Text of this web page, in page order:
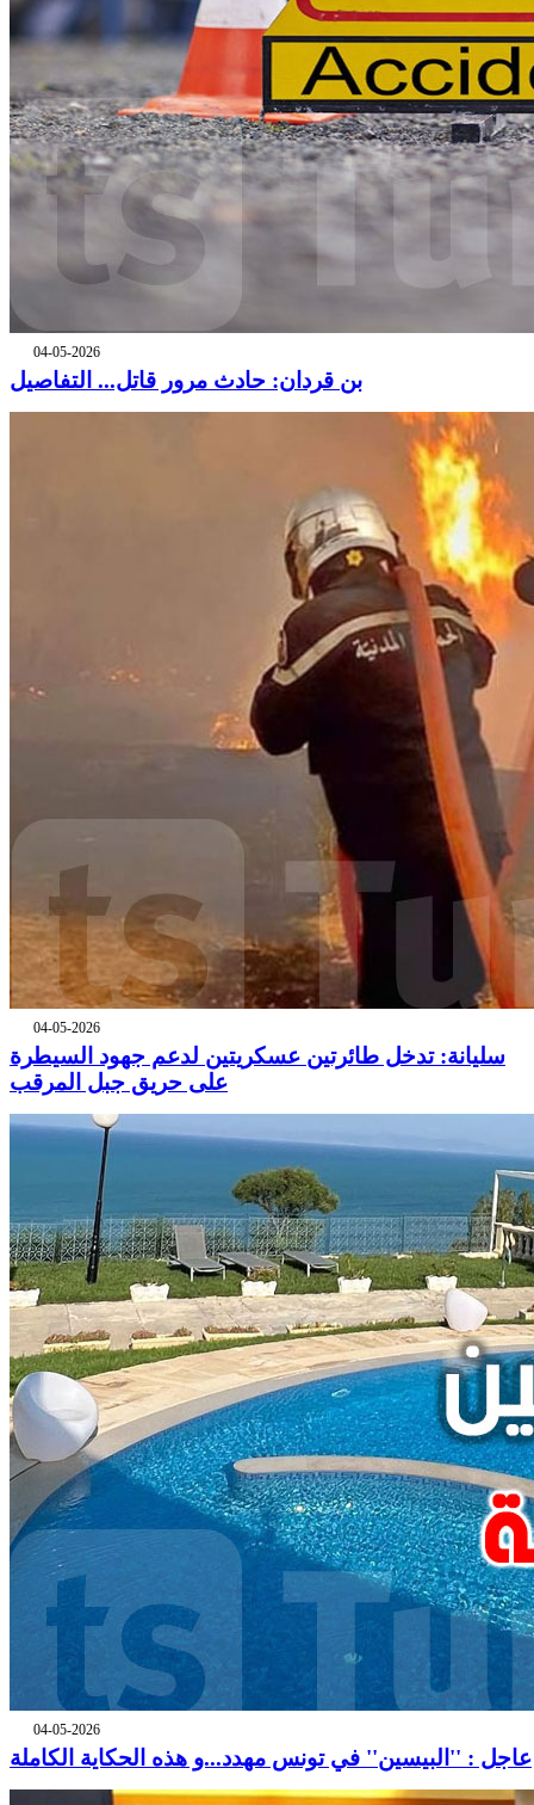
04-05-2026
بن قردان: حادث مرور قاتل... التفاصيل
04-05-2026
سليانة: تدخل طائرتين عسكريتين لدعم جهود السيطرة
على حريق جبل المرقب
04-05-2026
عاجل : ''البيسين'' في تونس مهدد...و هذه الحكاية الكاملة